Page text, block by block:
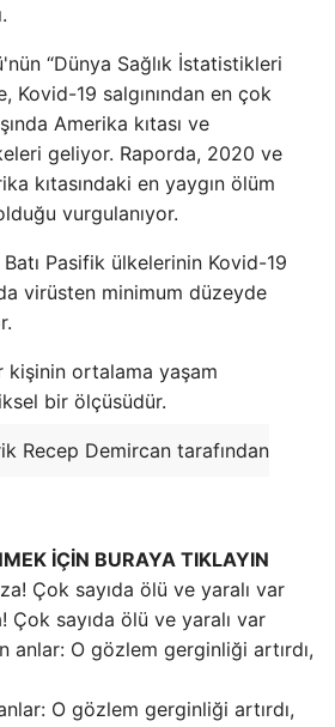
“Dünya Sağlık İstatistikleri
Kovid-19 salgınından en çok
Amerika kıtası ve
geliyor. Raporda, 2020 ve
kıtasındaki en yaygın ölüm
vurgulanıyor.
Pasifik ülkelerinin Kovid-19
virüsten minimum düzeyde
kişinin ortalama yaşam
bir ölçüsüdür.
Recep Demircan tarafından
İÇİN BURAYA TIKLAYIN
sayıda ölü ve yaralı var
O gözlem gerginliği artırdı,